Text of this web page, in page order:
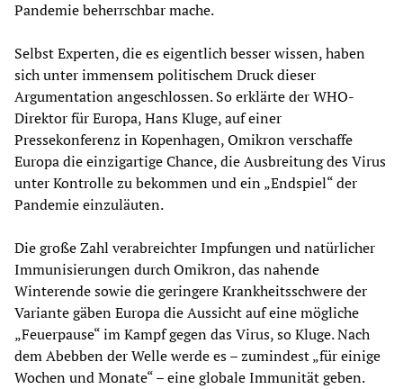
Pandemie beherrschbar mache.
Selbst Experten, die es eigentlich besser wissen, haben
sich unter immensem politischem Druck dieser
Argumentation angeschlossen. So erklärte der WHO-
Direktor für Europa, Hans Kluge, auf einer
Pressekonferenz in Kopenhagen, Omikron verschaffe
Europa die einzigartige Chance, die Ausbreitung des Virus
unter Kontrolle zu bekommen und ein „Endspiel“ der
Pandemie einzuläuten.
Die große Zahl verabreichter Impfungen und natürlicher
Immunisierungen durch Omikron, das nahende
Winterende sowie die geringere Krankheitsschwere der
Variante gäben Europa die Aussicht auf eine mögliche
„Feuerpause“ im Kampf gegen das Virus, so Kluge. Nach
dem Abebben der Welle werde es – zumindest „für einige
Wochen und Monate“ – eine globale Immunität geben.